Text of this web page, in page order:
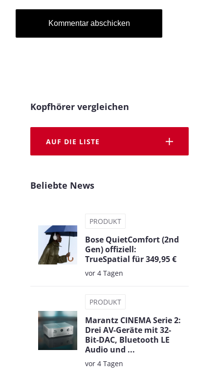
Kopfhörer vergleichen
AUF DIE LISTE
Beliebte News
PRODUKT
Bose QuietComfort (2nd
Gen) offiziell:
TrueSpatial für 349,95 €
vor 4 Tagen
PRODUKT
Marantz CINEMA Serie 2:
Drei AV-Geräte mit 32-
Bit-DAC, Bluetooth LE
Audio und ...
vor 4 Tagen